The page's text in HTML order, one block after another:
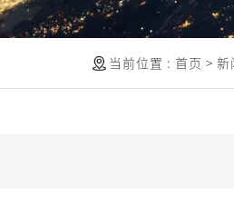
当前位置 : 首页 > 新